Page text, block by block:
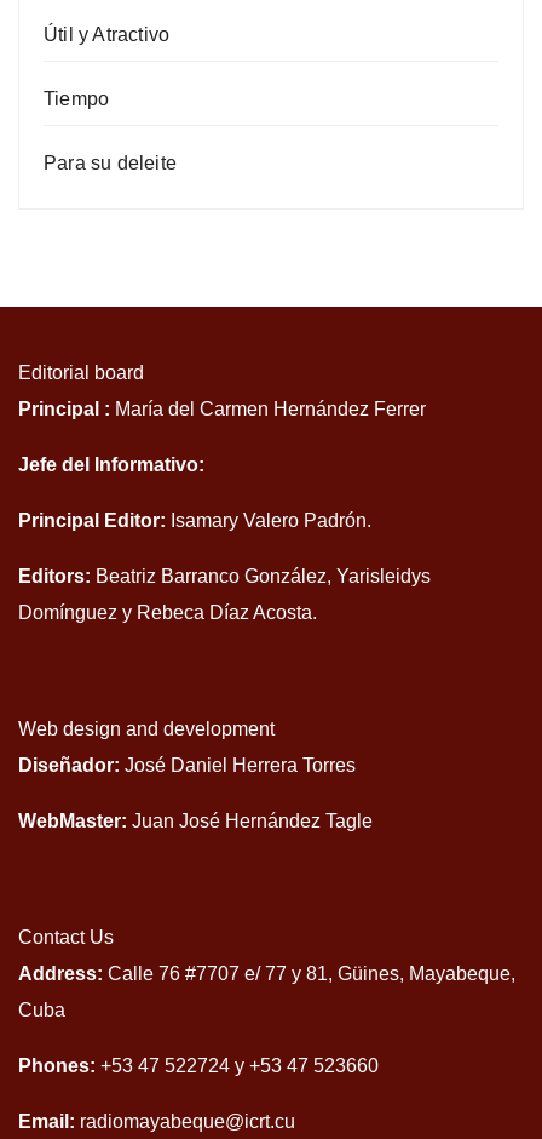
Útil y Atractivo
Tiempo
Para su deleite
Editorial board
Principal : María del Carmen Hernández Ferrer
Jefe del Informativo:
Principal Editor: Isamary Valero Padrón.
Editors: Beatriz Barranco González, Yarisleidys
Domínguez y Rebeca Díaz Acosta.
Web design and development
Diseñador: José Daniel Herrera Torres
WebMaster: Juan José Hernández Tagle
Contact Us
Address: Calle 76 #7707 e/ 77 y 81, Güines, Mayabeque,
Cuba
Phones: +53 47 522724 y +53 47 523660
Email: radiomayabeque@icrt.cu